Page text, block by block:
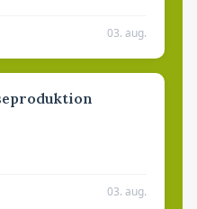
03. aug.
03. aug.